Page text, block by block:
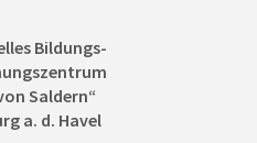
Bildungs-
Saldern“
a. d. Havel